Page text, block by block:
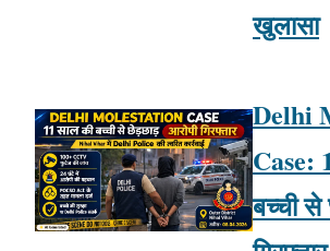
खुलासा
Delhi
Case:
बच्ची